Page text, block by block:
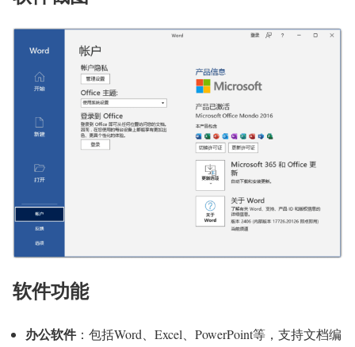
软件功能
办公软件：包括Word、Excel、PowerPoint等，支持文档编